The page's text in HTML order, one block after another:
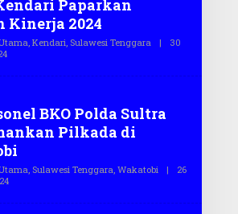
G
A
.
C
Paparkan
Kinerja 2024
, Kendari, Sulawesi Tenggara |
30
O
E
E
G
A
S
.
C
O
BKO Polda Sultra
Pilkada di
, Sulawesi Tenggara, Wakatobi |
26
O
E